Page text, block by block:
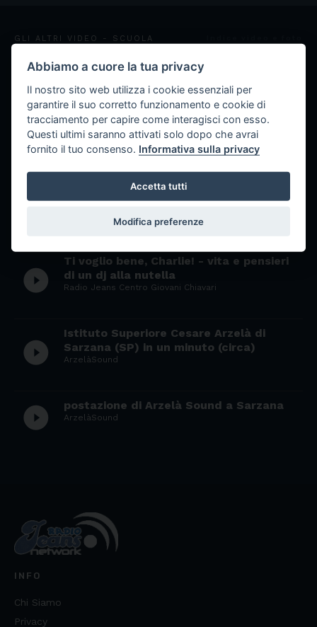
GLI ALTRI VIDEO - SCUOLA
play_circle_filled
Benvenuti all' ISS "Primo Levi" di Borgo
Fornari - Progetto Accoglienza
Radioweb Primo Levi
play_circle_filled Noi lavoriamo così
Radioweb Primo Levi
Video Marineria
play_circle_filled
Ti voglio bene, Charlie! - vita e pensieri
di un dj alla nutella
Radio Jeans Centro Giovani Chiavari
play_circle_filled
Istituto Superiore Cesare Arzelà di
Sarzana (SP) in un minuto (circa)
ArzelàSound
play_circle_filled postazione di Arzelà Sound a Sarzana
ArzelàSound
INFO
Chi Siamo
Privacy
Abbiamo a cuore la tua privacy
Il nostro sito web utilizza i cookie essenziali per
garantire il suo corretto funzionamento e cookie di
tracciamento per capire come interagisci con esso.
Questi ultimi saranno attivati solo dopo che avrai
fornito il tuo consenso. Informativa sulla privacy
Accetta tutti
Modifica preferenze